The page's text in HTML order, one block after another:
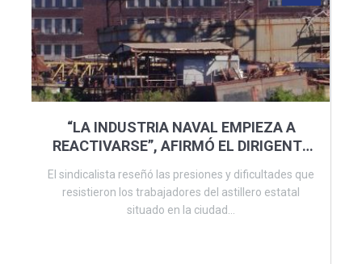
“LA INDUSTRIA NAVAL EMPIEZA A
REACTIVARSE”, AFIRMÓ EL DIRIGENTE
El sindicalista reseñó las presiones y dificultades que
resistieron los trabajadores del astillero estatal
situado en la ciudad...